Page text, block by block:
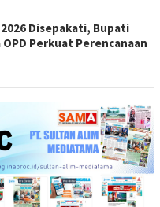
2026 Disepakati, Bupati
Perkuat Perencanaan